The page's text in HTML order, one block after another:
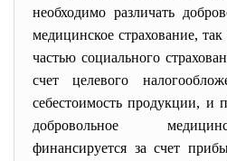
необходимо различать
медицинское страхование, так
частью социального
счет целевого
себестоимость продукции, и
добровольное
финансируется за счет